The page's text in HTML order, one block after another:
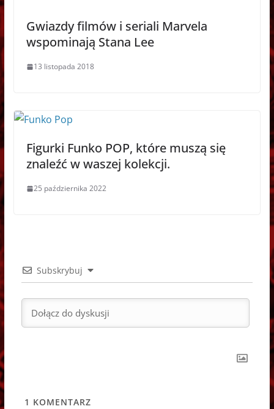
Gwiazdy filmów i seriali Marvela
wspominają Stana Lee
13 listopada 2018
Figurki Funko POP, które muszą się
znaleźć w waszej kolekcji.
25 października 2022
Subskrybuj
1 KOMENTARZ